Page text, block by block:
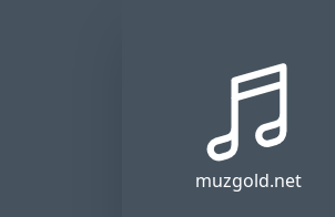
muzgold.net